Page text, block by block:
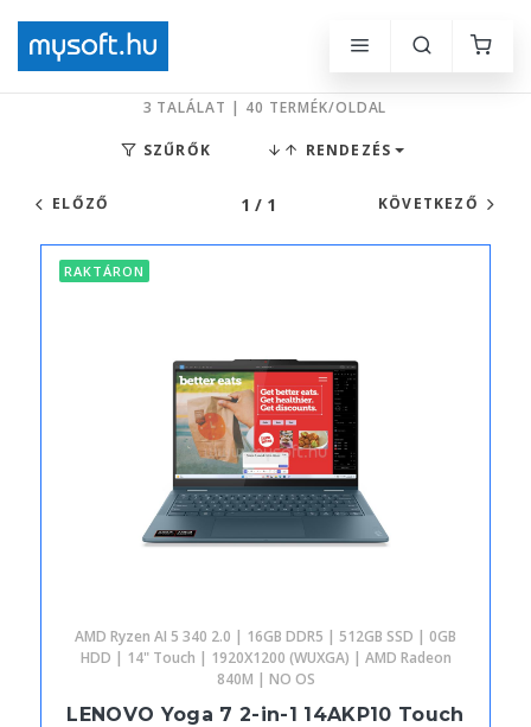
3 TALÁLAT | 40 TERMÉK/OLDAL
SZŰRŐK RENDEZÉS
ELŐZŐ 1 / 1 KÖVETKEZŐ
RAKTÁRON
AMD Ryzen AI 5 340 2.0 | 16GB DDR5 | 512GB SSD | 0GB
HDD | 14" Touch | 1920X1200 (WUXGA) | AMD Radeon
840M | NO OS
LENOVO Yoga 7 2-in-1 14AKP10 Touch